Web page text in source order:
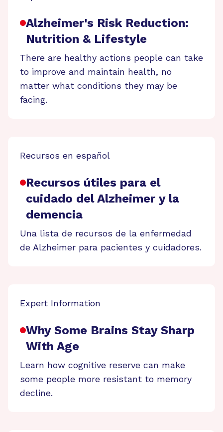
Alzheimer's Risk Reduction:
Nutrition & Lifestyle
There are healthy actions people can take
to improve and maintain health, no
matter what conditions they may be
facing.
Recursos en español
Recursos útiles para el
cuidado del Alzheimer y la
demencia
Una lista de recursos de la enfermedad
de Alzheimer para pacientes y cuidadores.
Expert Information
Why Some Brains Stay Sharp
With Age
Learn how cognitive reserve can make
some people more resistant to memory
decline.